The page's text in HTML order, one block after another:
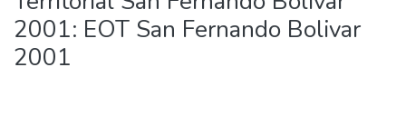
2001: EOT San Fernando Bolivar
2001